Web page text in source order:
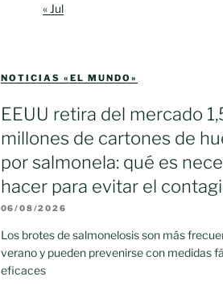
« Jul
NOTICIAS «EL MUNDO»
EEUU retira del mercado
millones de cartones de
por salmonela: qué es
hacer para evitar el
06/08/2026
Los brotes de salmonelosis son más
verano y pueden prevenirse con medidas
eficaces